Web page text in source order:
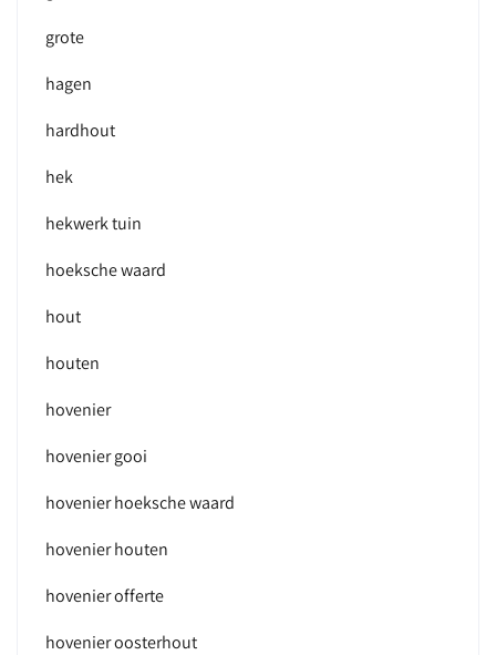
grote
hagen
hardhout
hek
hekwerk tuin
hoeksche waard
hout
houten
hovenier
hovenier gooi
hovenier hoeksche waard
hovenier houten
hovenier offerte
hovenier oosterhout